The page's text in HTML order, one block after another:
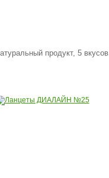
продукт, 5 вкусов.